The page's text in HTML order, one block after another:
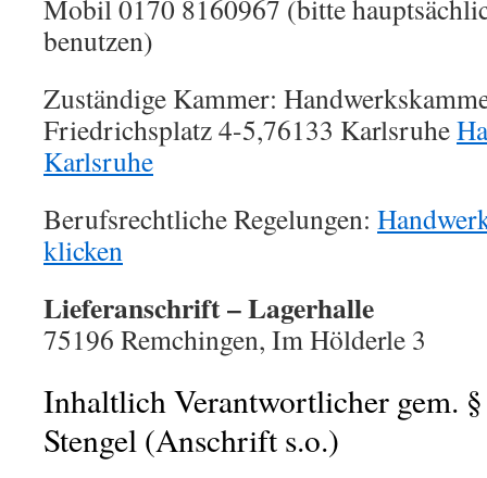
Mobil 0170 8160967 (bitte
benutzen)
Zuständige Kammer:
Friedrichsplatz 4-5,76133 Karlsruhe
Karlsruhe
Berufsrechtliche Regelungen:
klicken
Lieferanschrift – Lagerhalle
75196 Remchingen, Im Hölderle 3
Inhaltlich Verantwortlicher gem.
Stengel (Anschrift s.o.)